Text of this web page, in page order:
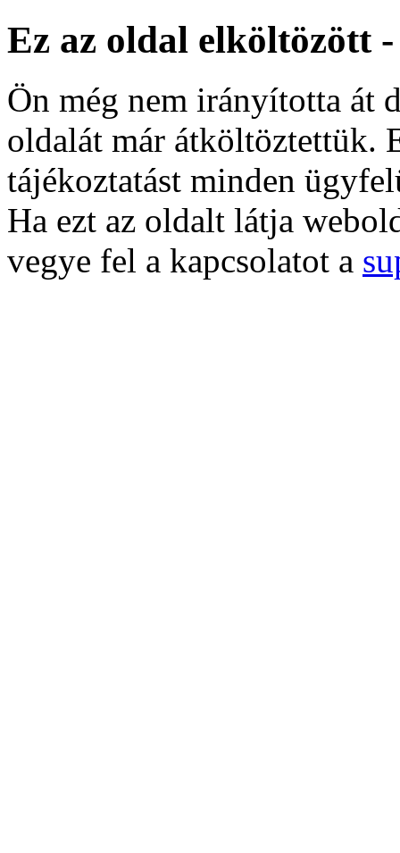
Ez az oldal elköltözött -
Ön még nem irányította át
oldalát már átköltöztettük.
tájékoztatást minden
Ha ezt az oldalt látja
vegye fel a kapcsolatot a